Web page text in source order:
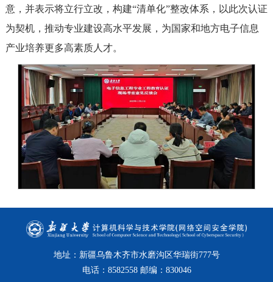
意，并表示将立行立改，构建“清单化”整改体系，以此次认证
为契机，推动专业建设高水平发展，为国家和地方电子信息
产业培养更多高素质人才。
地址：新疆乌鲁木齐市水磨沟区华瑞街777号
电话：8582558 邮编：830046